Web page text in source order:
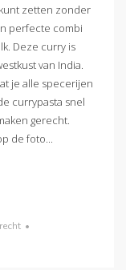
zetten zonder
perfecte combi
Deze curry is
van India.
je alle specerijen
currypasta snel
gerecht.
de foto...
•